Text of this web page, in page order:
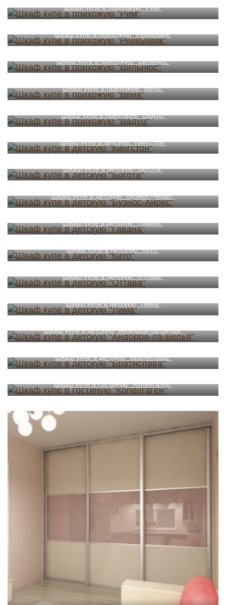
Шкаф купе в прихожую "Рим"
Шкаф купе в прихожую "Рейкьявик"
Шкаф купе в прихожую "Вильнюс"
Шкаф купе в прихожую "Вена"
Шкаф купе в прихожую "Вадуц"
Шкаф купе в детскую "Кингстон"
Шкаф купе в детскую "Богота"
Шкаф купе в детскую "Буэнос-Айрес"
Шкаф купе в детскую "Гавана"
Шкаф купе в детскую "Кито"
Шкаф купе в детскую "Оттава"
Шкаф купе в детскую "Лима"
Шкаф купе в детскую "Андорра-ла-Велья"
Шкаф купе в детскую "Братислава"
Шкаф купе в гостиную "Копенгаген"